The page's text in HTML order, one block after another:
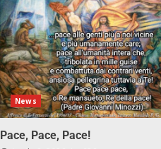
News
Pace, Pace, Pace!